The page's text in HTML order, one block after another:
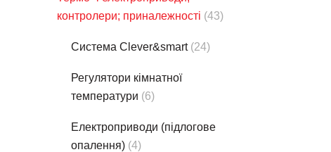
контролери; приналежності (43)
Система Clever&smart (24)
Регулятори кімнатної
температури (6)
Електроприводи (підлогове
опалення) (4)